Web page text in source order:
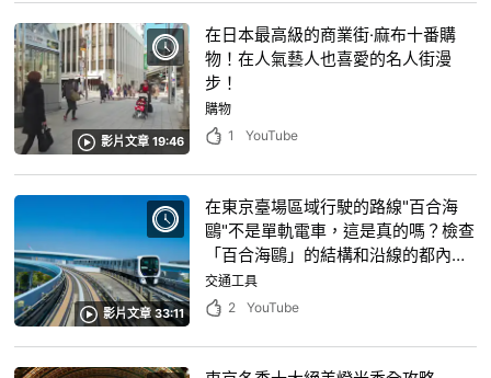
影片文章 19:46
在日本最高級的商業街·麻布十番購
物！在人氣藝人也喜愛的名人街漫
步！
購物
1
YouTube
影片文章 33:11
在東京臺場區域行駛的路線"百合海
鷗"不是單軌電車，這是真的嗎？檢查
「百合海鷗」的結構和沿線的都內人
氣觀光地信息！
交通工具
2
YouTube